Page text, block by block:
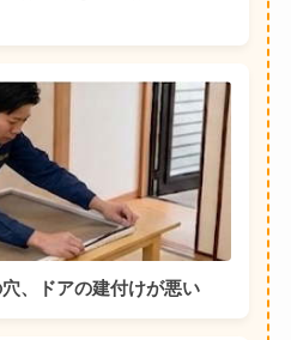
、ドアの建付けが悪い